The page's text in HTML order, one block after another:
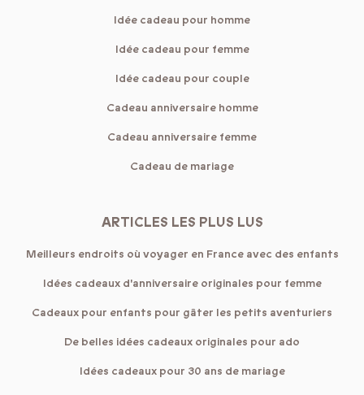
Idée cadeau pour homme
Idée cadeau pour femme
Idée cadeau pour couple
Cadeau anniversaire homme
Cadeau anniversaire femme
Cadeau de mariage
ARTICLES LES PLUS LUS
Meilleurs endroits où voyager en France avec des enfants
Idées cadeaux d'anniversaire originales pour femme
Cadeaux pour enfants pour gâter les petits aventuriers
De belles idées cadeaux originales pour ado
Idées cadeaux pour 30 ans de mariage